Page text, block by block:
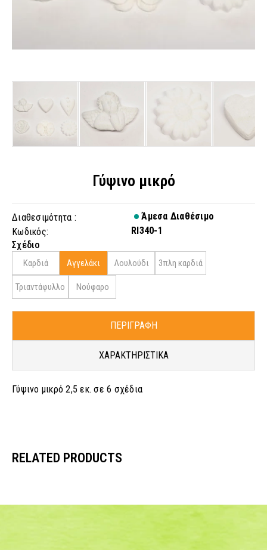
Γύψινο μικρό
Διαθεσιμότητα :
Άμεσα Διαθέσιμο
Κωδικός:
RI340-1
Σχέδιο
Καρδιά Αγγελάκι Λουλούδι 3πλη καρδιά
Τριαντάφυλλο Νούφαρο
ΠΕΡΙΓΡΑΦΗ
ΧΑΡΑΚΤΗΡΙΣΤΙΚΑ
Γύψινο μικρό 2,5 εκ. σε 6 σχέδια
RELATED PRODUCTS